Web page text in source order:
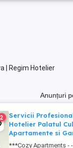
| Regim Hotelier
Anunțuri
2
Servicii
Hotelier Palatul
Apartamente si
***Cozy Apartments -